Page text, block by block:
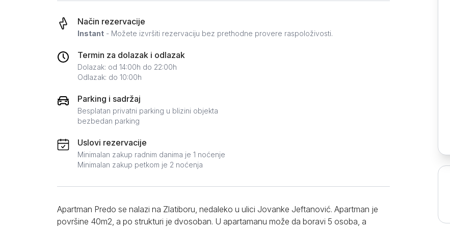
Način rezervacije
Instant - Možete izvršiti rezervaciju bez prethodne provere raspoloživosti.
Termin za dolazak i odlazak
Dolazak: od 14:00h do 22:00h
Odlazak: do 10:00h
Parking i sadržaj
Besplatan privatni parking u blizini objekta
bezbedan parking
Uslovi rezervacije
Minimalan zakup radnim danima je 1 noćenje
Minimalan zakup petkom je 2 noćenja
Apartman Predo se nalazi na Zlatiboru, nedaleko u ulici Jovanke Jeftanović. Apartman je
površine 40m2, a po strukturi je dvosoban. U apartamanu može da boravi 5 osoba, a